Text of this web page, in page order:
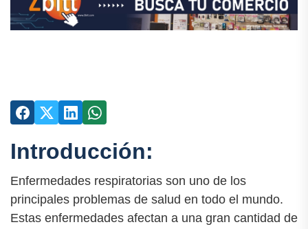
Introducción:
Enfermedades respiratorias son uno de los
principales problemas de salud en todo el mundo.
Estas enfermedades afectan a una gran cantidad de